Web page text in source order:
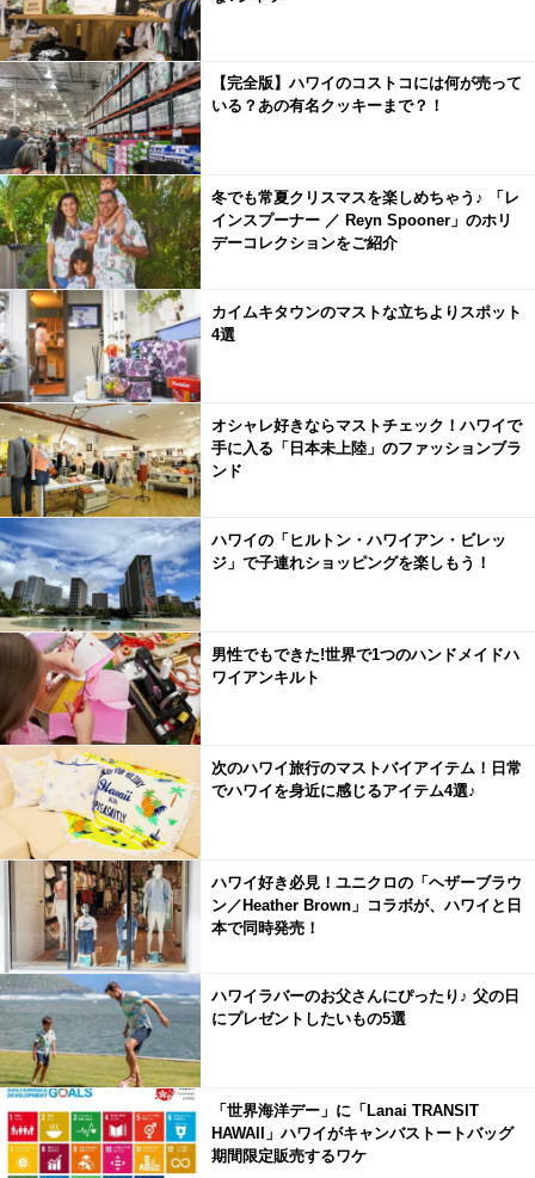
【完全版】ハワイのコストコには何が売って
いる？あの有名クッキーまで？！
冬でも常夏クリスマスを楽しめちゃう♪ 「レ
インスプーナー ／ Reyn Spooner」のホリ
デーコレクションをご紹介
カイムキタウンのマストな立ちよりスポット
4選
オシャレ好きならマストチェック！ハワイで
手に入る「日本未上陸」のファッションブラ
ンド
ハワイの「ヒルトン・ハワイアン・ビレッ
ジ」で子連れショッピングを楽しもう！
男性でもできた!世界で1つのハンドメイドハ
ワイアンキルト
次のハワイ旅行のマストバイアイテム！日常
でハワイを身近に感じるアイテム4選♪
ハワイ好き必見！ユニクロの「ヘザーブラウ
ン／Heather Brown」コラボが、ハワイと日
本で同時発売！
ハワイラバーのお父さんにぴったり♪ 父の日
にプレゼントしたいもの5選
「世界海洋デー」に「Lanai TRANSIT
HAWAII」ハワイがキャンバストートバッグ
期間限定販売するワケ